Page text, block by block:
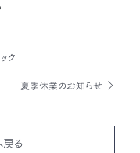
ク
夏季休業のお知らせ
戻る